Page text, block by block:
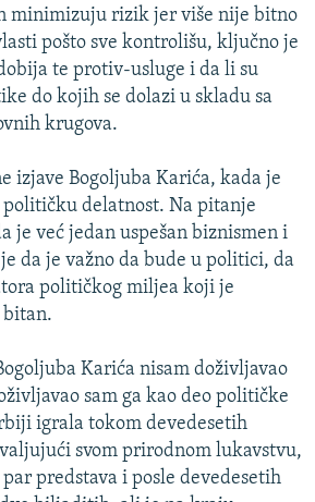
minimizuju rizik jer više nije bitno
pošto sve kontrolišu, ključno je
te protiv-usluge i da li su
do kojih se dolazi u skladu sa
krugova.
izjave Bogoljuba Karića, kada je
političku delatnost. Na pitanje
je već jedan uspešan biznismen i
da je važno da bude u politici, da
političkog miljea koji je
Karića nisam doživljavao
sam ga kao deo političke
igrala tokom devedesetih
svom prirodnom lukavstvu,
predstava i posle devedesetih